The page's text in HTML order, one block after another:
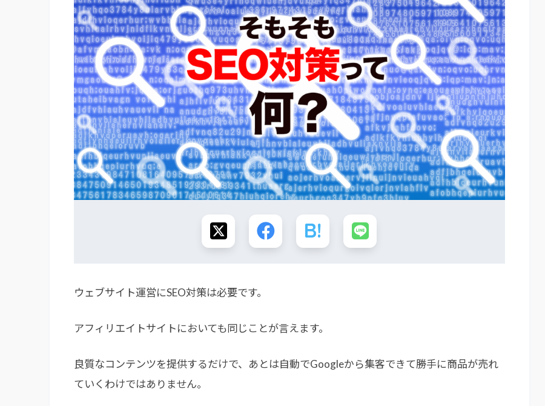
ウェブサイト運営にSEO対策は必要です。
アフィリエイトサイトにおいても同じことが言えます。
良質なコンテンツを提供するだけで、あとは自動でGoogleから集客できて勝手に商品が売れ
ていくわけではありません。